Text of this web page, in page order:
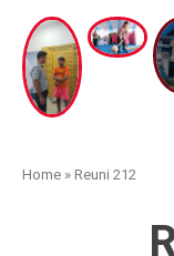
Home »Reuni 212